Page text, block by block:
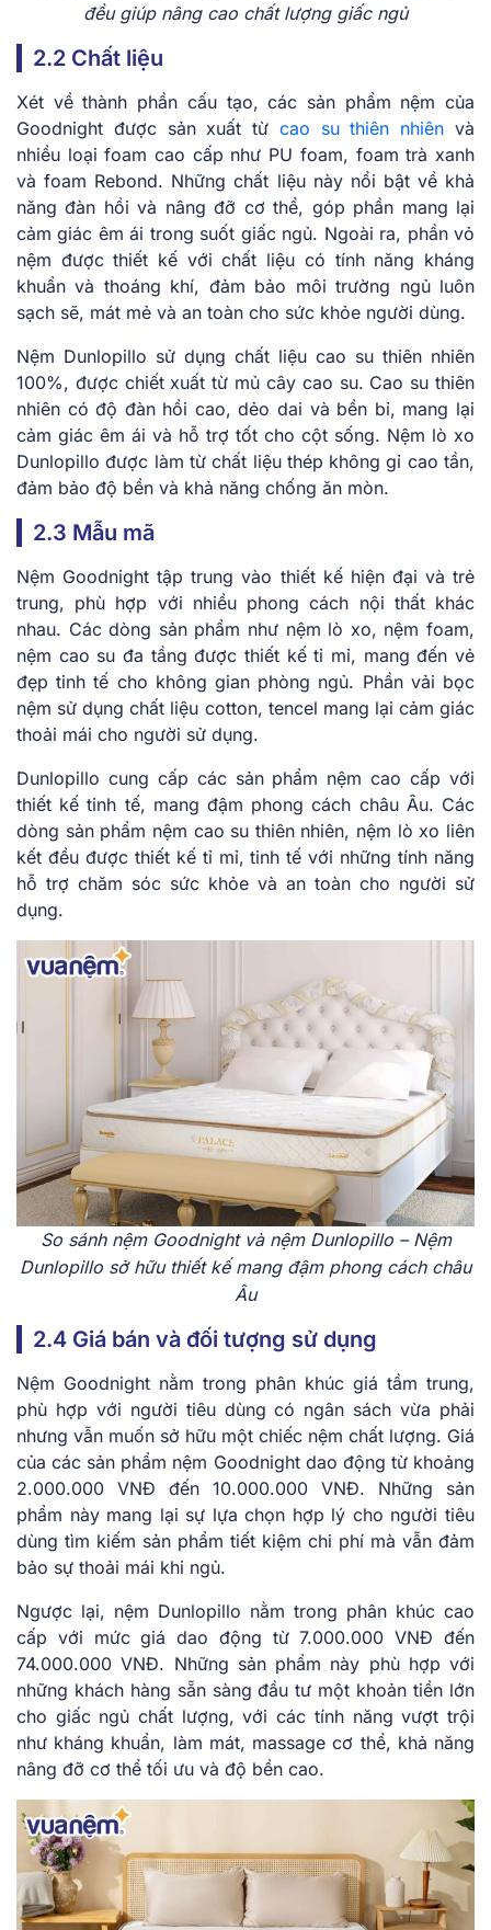
đều giúp nâng cao chất lượng giấc ngủ
2.2 Chất liệu
Xét về thành phần cấu tạo, các sản phẩm nệm của
Goodnight được sản xuất từ cao su thiên nhiên và
nhiều loại foam cao cấp như PU foam, foam trà xanh
và foam Rebond. Những chất liệu này nổi bật về khả
năng đàn hồi và nâng đỡ cơ thể, góp phần mang lại
cảm giác êm ái trong suốt giấc ngủ. Ngoài ra, phần vỏ
nệm được thiết kế với chất liệu có tính năng kháng
khuẩn và thoáng khí, đảm bảo môi trường ngủ luôn
sạch sẽ, mát mẻ và an toàn cho sức khỏe người dùng.
Nệm Dunlopillo sử dụng chất liệu cao su thiên nhiên
100%, được chiết xuất từ mủ cây cao su. Cao su thiên
nhiên có độ đàn hồi cao, dẻo dai và bền bỉ, mang lại
cảm giác êm ái và hỗ trợ tốt cho cột sống. Nệm lò xo
Dunlopillo được làm từ chất liệu thép không gỉ cao tần,
đảm bảo độ bền và khả năng chống ăn mòn.
2.3 Mẫu mã
Nệm Goodnight tập trung vào thiết kế hiện đại và trẻ
trung, phù hợp với nhiều phong cách nội thất khác
nhau. Các dòng sản phẩm như nệm lò xo, nệm foam,
nệm cao su đa tầng được thiết kế tỉ mỉ, mang đến vẻ
đẹp tinh tế cho không gian phòng ngủ. Phần vải bọc
nệm sử dụng chất liệu cotton, tencel mang lại cảm giác
thoải mái cho người sử dụng.
Dunlopillo cung cấp các sản phẩm nệm cao cấp với
thiết kế tinh tế, mang đậm phong cách châu Âu. Các
dòng sản phẩm nệm cao su thiên nhiên, nệm lò xo liên
kết đều được thiết kế tỉ mỉ, tinh tế với những tính năng
hỗ trợ chăm sóc sức khỏe và an toàn cho người sử
dụng.
So sánh nệm Goodnight và nệm Dunlopillo – Nệm
Dunlopillo sở hữu thiết kế mang đậm phong cách châu
Âu
2.4 Giá bán và đối tượng sử dụng
Nệm Goodnight nằm trong phân khúc giá tầm trung,
phù hợp với người tiêu dùng có ngân sách vừa phải
nhưng vẫn muốn sở hữu một chiếc nệm chất lượng. Giá
của các sản phẩm nệm Goodnight dao động từ khoảng
2.000.000 VNĐ đến 10.000.000 VNĐ. Những sản
phẩm này mang lại sự lựa chọn hợp lý cho người tiêu
dùng tìm kiếm sản phẩm tiết kiệm chi phí mà vẫn đảm
bảo sự thoải mái khi ngủ.
Ngược lại, nệm Dunlopillo nằm trong phân khúc cao
cấp với mức giá dao động từ 7.000.000 VNĐ đến
74.000.000 VNĐ. Những sản phẩm này phù hợp với
những khách hàng sẵn sàng đầu tư một khoản tiền lớn
cho giấc ngủ chất lượng, với các tính năng vượt trội
như kháng khuẩn, làm mát, massage cơ thể, khả năng
nâng đỡ cơ thể tối ưu và độ bền cao.